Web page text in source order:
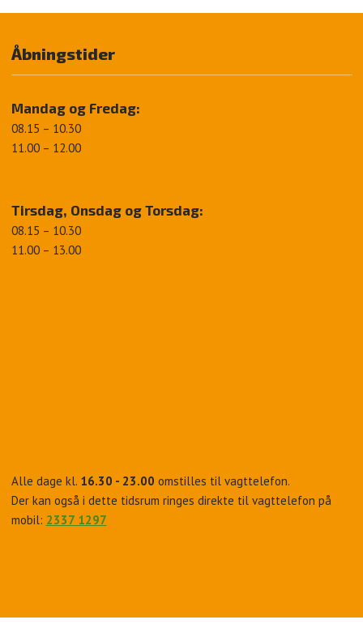
Åbningstider​
Mandag og Fredag:​
08.15 – 10.30
11.00 – 12.00
Tirsdag, Onsdag og Torsdag:
08.15 – 10.30
11.00 – 13.00​
Alle dage kl. 16.30 - 23.00 omstilles til vagttelefon.
Der kan også i dette tidsrum ringes direkte til vagttelefon på
mobil: 2337 1297​